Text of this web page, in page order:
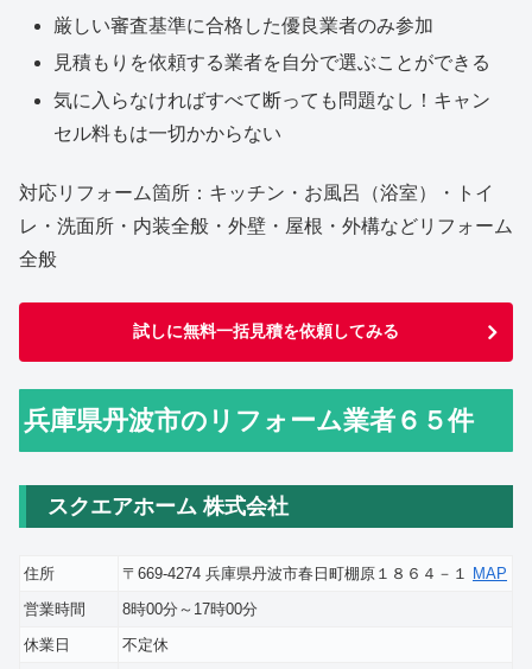
厳しい審査基準に合格した優良業者のみ参加
見積もりを依頼する業者を自分で選ぶことができる
気に入らなければすべて断っても問題なし！キャン
セル料もは一切かからない
対応リフォーム箇所：キッチン・お風呂（浴室）・トイ
レ・洗面所・内装全般・外壁・屋根・外構などリフォーム
全般
試しに無料一括見積を依頼してみる
兵庫県丹波市のリフォーム業者６５件
スクエアホーム 株式会社
住所 〒669-4274 兵庫県丹波市春日町棚原１８６４－１
MAP
営業時間
8時00分～17時00分
休業日
不定休